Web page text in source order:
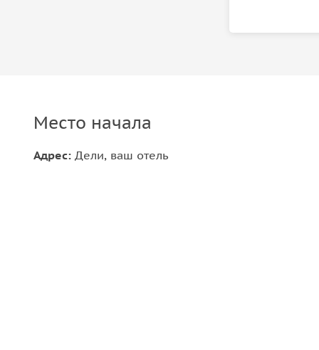
Место начала
Адрес: Дели, ваш отель